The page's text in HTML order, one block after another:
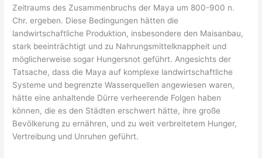
Zeitraums des Zusammenbruchs der Maya um 800-900 n.
Chr. ergeben. Diese Bedingungen hätten die
landwirtschaftliche Produktion, insbesondere den Maisanbau,
stark beeinträchtigt und zu Nahrungsmittelknappheit und
möglicherweise sogar Hungersnot geführt. Angesichts der
Tatsache, dass die Maya auf komplexe landwirtschaftliche
Systeme und begrenzte Wasserquellen angewiesen waren,
hätte eine anhaltende Dürre verheerende Folgen haben
können, die es den Städten erschwert hätte, ihre große
Bevölkerung zu ernähren, und zu weit verbreitetem Hunger,
Vertreibung und Unruhen geführt.